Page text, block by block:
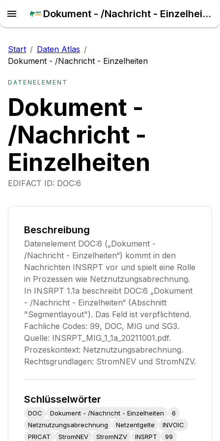
Dokument - /Nachricht - Einzelheiten – Daten Atlas
Start / Daten Atlas /
Dokument - /Nachricht - Einzelheiten
DATENELEMENT
Dokument -
/Nachricht -
Einzelheiten
EDIFACT ID: DOC:6
Beschreibung
Datenelement DOC:6 („Dokument -
/Nachricht - Einzelheiten“) kommt in den
Nachrichten INSRPT vor und spielt eine Rolle
in Prozessen wie Netznutzungsabrechnung.
In INSRPT 1.1a beschreibt DOC:6 „Dokument
- /Nachricht - Einzelheiten“ (Abschnitt
"Segmentlayout"). Das Feld ist verpflichtend.
Fachliche Codes: 99, DOC, MIG und SG3.
Quelle: INSRPT_MIG_1_1a_20211001.pdf.
Prozeskontext: Netznutzungsabrechnung.
Rechtsgrundlagen: StromNEV und StromNZV.
Schlüsselwörter
DOC Dokument - /Nachricht - Einzelheiten
6
Netznutzungsabrechnung
Netzentgelte
INVOIC
PRICAT
StromNEV StromNZV INSRPT
99